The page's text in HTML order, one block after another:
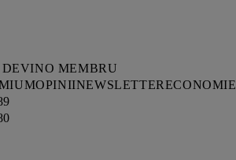
DEVINO MEMBRU
OPINIINEWSLETTERECONOMIE